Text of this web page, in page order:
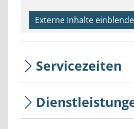
Externe Inhalte
Servicezeiten